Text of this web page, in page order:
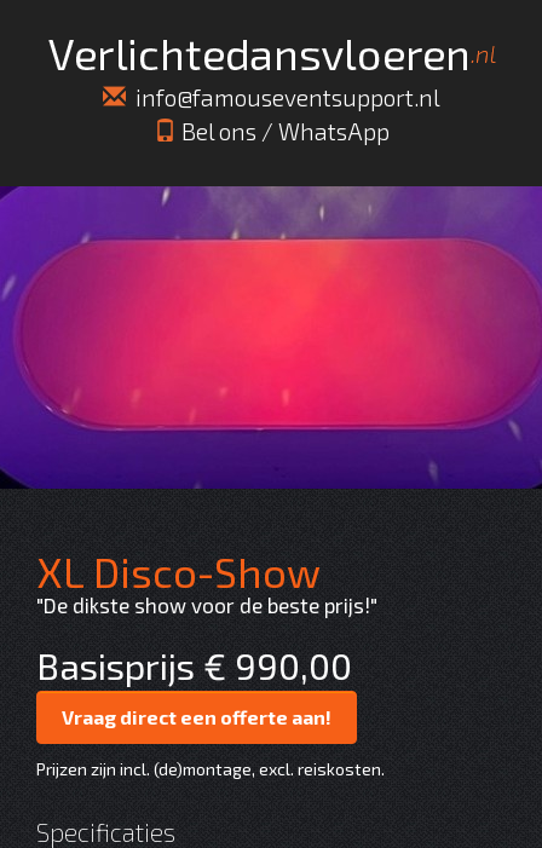
info@famouseventsupport.nl
Bel ons / WhatsApp
XL Disco-Show
"De dikste show voor de beste prijs!"
Basisprijs € 990,00
Vraag direct een offerte aan!
Prijzen zijn incl. (de)montage, excl. reiskosten.
Specificaties